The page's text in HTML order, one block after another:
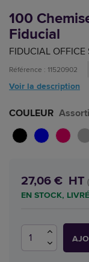
100
Fiducial
FIDUCIAL OFFICE
Référence : 11520902
Voir la description
COULEUR
27,06 € HT
EN STOCK,